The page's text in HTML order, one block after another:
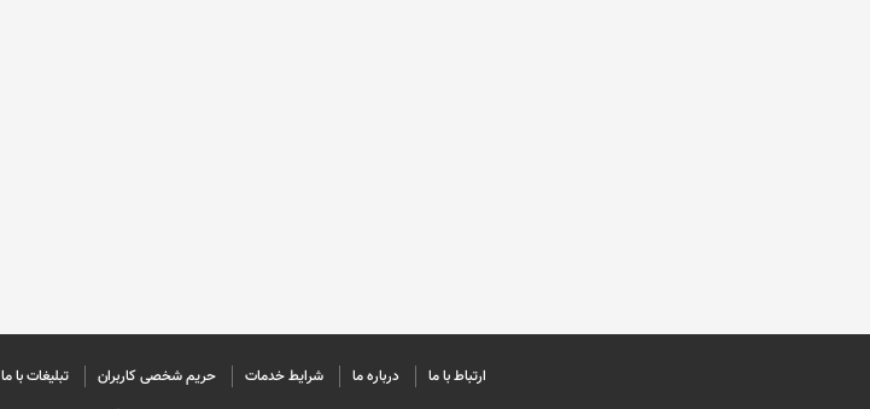
ارتباط با ما درباره ما شرایط خدمات حريم شخصی كاربران تبليغات با ما